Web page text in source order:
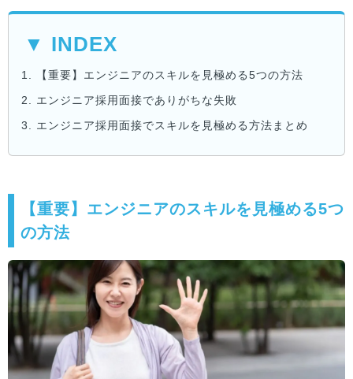
▼ INDEX
1. 【重要】エンジニアのスキルを見極める5つの方法
2. エンジニア採用面接でありがちな失敗
3. エンジニア採用面接でスキルを見極める方法まとめ
【重要】エンジニアのスキルを見極める5つ
の方法